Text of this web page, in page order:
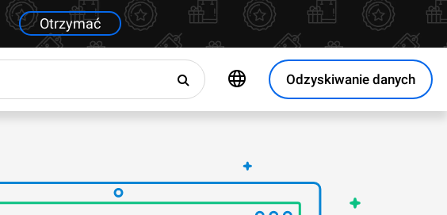
Otrzymać
Odzyskiwanie danych